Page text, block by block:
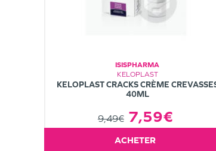
ISISPHARMA
KELOPLAST
KELOPLAST CRACKS CRÈME
40ML
9,49€ 7,59€
ACHETER